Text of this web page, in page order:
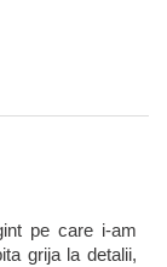
pe care i-am
grija la detalii,